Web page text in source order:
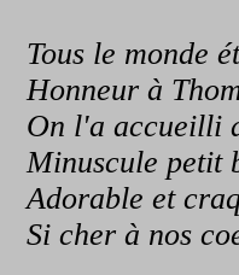
Tous le monde
Honneur à
On l'a accueilli
Minuscule petit
Adorable et
Si cher à nos